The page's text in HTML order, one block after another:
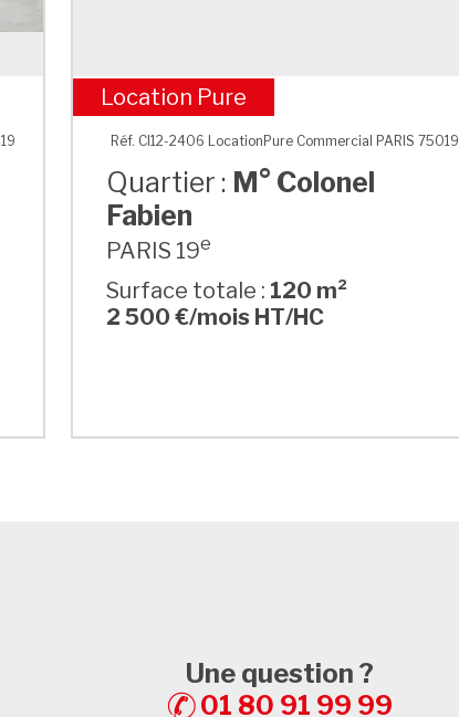
M° Colonel Fabien
Location Pure
Réf. CI12-2406 LocationPure Commercial PARIS 75019
Quartier : M° Colonel
Fabien
PARIS 19e
Surface totale : 120 m²
2 500 €/mois HT/HC
Une question ?
01 80 91 99 99